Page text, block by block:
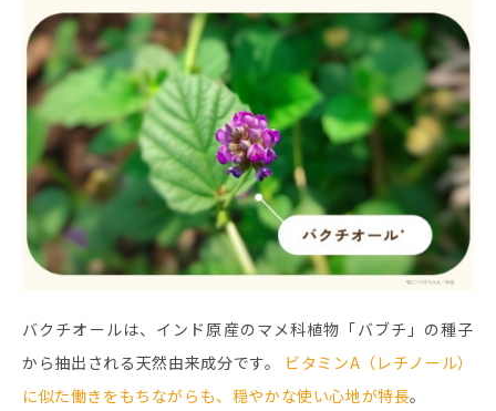
バクチオールは、インド原産のマメ科植物「バブチ」の種子
から抽出される天然由来成分です。 ビタミンA（レチノール）
に似た働きをもちながらも、穏やかな使い心地が特長。